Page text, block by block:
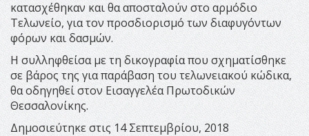
κατασχέθηκαν και θα αποσταλούν στο αρμόδιο
Τελωνείο, για τον προσδιορισμό των διαφυγόντων
φόρων και δασμών.
Η συλληφθείσα με τη δικογραφία που σχηματίσθηκε
σε βάρος της για παράβαση του τελωνειακού κώδικα,
θα οδηγηθεί στον Εισαγγελέα Πρωτοδικών
Θεσσαλονίκης.
Δημοσιεύτηκε στις 14 Σεπτεμβρίου, 2018